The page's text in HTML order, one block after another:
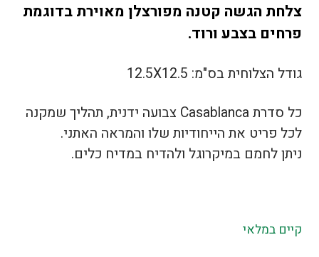
צלחת הגשה קטנה מפורצלן מאוירת בדוגמת
פרחים בצבע ורוד.
גודל הצלוחית בס"מ: 12.5X12.5
כל סדרת Casablanca צבועה ידנית, תהליך שמקנה
לכל פריט את הייחודיות שלו והמראה האתני.
ניתן לחמם במיקרוגל ולהדיח במדיח כלים.
קיים במלאי